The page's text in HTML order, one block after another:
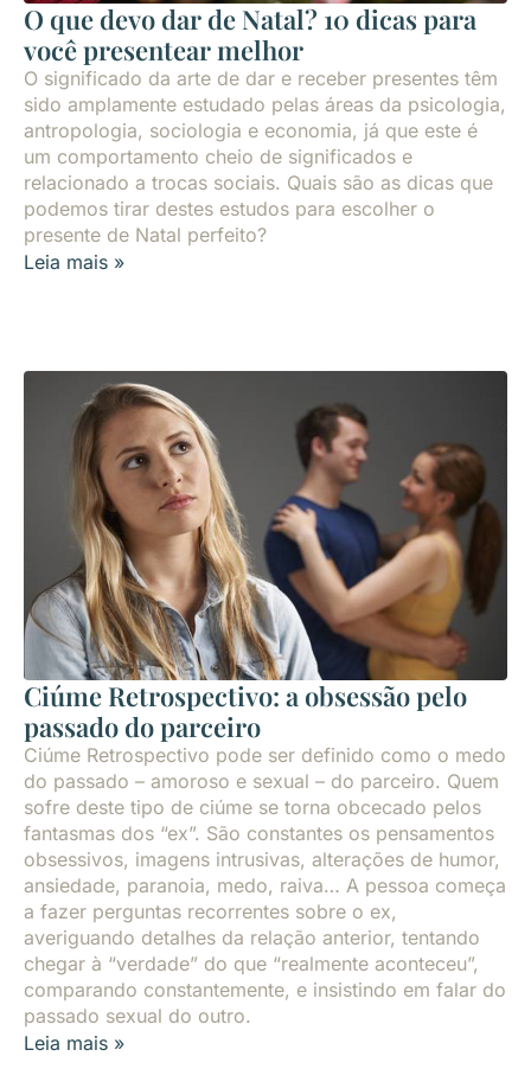
O que devo dar de Natal? 10 dicas para
você presentear melhor
O significado da arte de dar e receber presentes têm
sido amplamente estudado pelas áreas da psicologia,
antropologia, sociologia e economia, já que este é
um comportamento cheio de significados e
relacionado a trocas sociais. Quais são as dicas que
podemos tirar destes estudos para escolher o
presente de Natal perfeito?
Leia mais »
Ciúme Retrospectivo: a obsessão pelo
passado do parceiro
Ciúme Retrospectivo pode ser definido como o medo
do passado – amoroso e sexual – do parceiro. Quem
sofre deste tipo de ciúme se torna obcecado pelos
fantasmas dos “ex”. São constantes os pensamentos
obsessivos, imagens intrusivas, alterações de humor,
ansiedade, paranoia, medo, raiva… A pessoa começa
a fazer perguntas recorrentes sobre o ex,
averiguando detalhes da relação anterior, tentando
chegar à “verdade” do que “realmente aconteceu”,
comparando constantemente, e insistindo em falar do
passado sexual do outro.
Leia mais »